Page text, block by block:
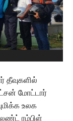
தீவுகளில்
மோட்டார்
உலக
ரம்பிள்